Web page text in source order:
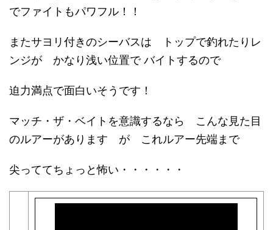
でファイトもパワフル！！
またサヨリ付きのシーバスは トップで釣れたりレ
ンジが かなり浅い位置で バイトするので
迫力満点で面白いそうです！
マッチ・ザ・ベイトを意識するなら こんな見た目
のルアーがあります が これルアー先端まで
尖っててちょっと怖い・・・・・・